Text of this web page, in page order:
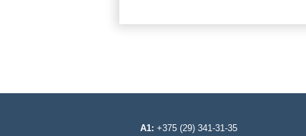
A1: +375 (29) 341-31-35